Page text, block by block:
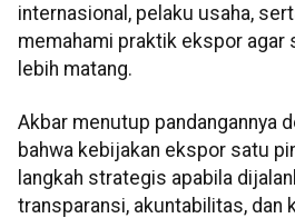
internasional, pelaku usaha,
memahami praktik ekspor agar
lebih matang.
Akbar menutup pandangannya
bahwa kebijakan ekspor satu
langkah strategis apabila
transparansi, akuntabilitas, dan